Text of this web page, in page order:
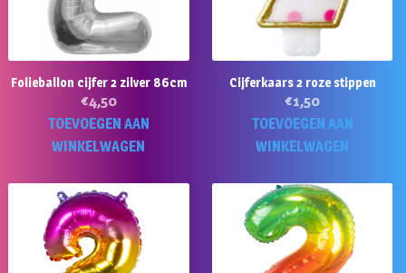
Folieballon cijfer 2 zilver 86cm
€4,50
TOEVOEGEN AAN
WINKELWAGEN
Cijferkaars 2 roze stippen
€1,50
TOEVOEGEN AAN
WINKELWAGEN